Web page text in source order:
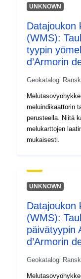
Tyyppi:
UNKNOWN
Datajoukon
(WMS):
tyypin
d’Armorin
Geokatalogi
meluindikaattorin
perusteella. Niitä
melukarttojen
mukaisesti.
UNKNOWN
Datajoukon
(WMS):
päivätyypin
d’Armorin
Geokatalogi